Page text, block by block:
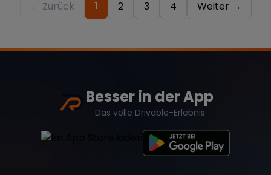
← Zurück 1 2 3 4 Weiter →
Besser in der App
Das volle Drivable-Erlebnis